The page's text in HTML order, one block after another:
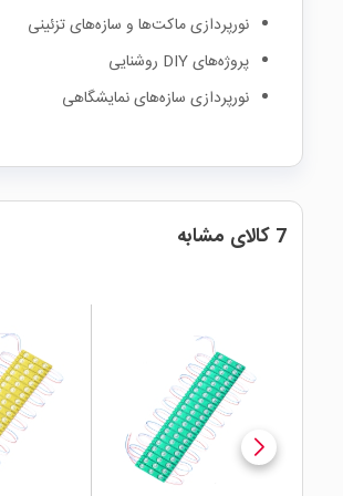
نورپردازی ماکت‌ها و سازه‌های تزئینی
پروژه‌های DIY روشنایی
نورپردازی سازه‌های نمایشگاهی
7 کالای مشابه